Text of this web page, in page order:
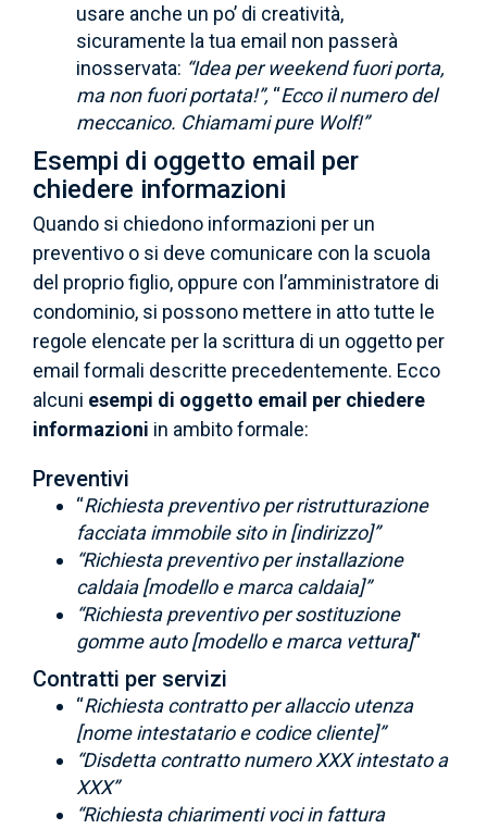
usare anche un po’ di creatività,
sicuramente la tua email non passerà
inosservata: “Idea per weekend fuori porta,
ma non fuori portata!”, “Ecco il numero del
meccanico. Chiamami pure Wolf!”
Esempi di oggetto email per
chiedere informazioni
Quando si chiedono informazioni per un
preventivo o si deve comunicare con la scuola
del proprio figlio, oppure con l’amministratore di
condominio, si possono mettere in atto tutte le
regole elencate per la scrittura di un oggetto per
email formali descritte precedentemente. Ecco
alcuni esempi di oggetto email per chiedere
informazioni in ambito formale:
Preventivi
“Richiesta preventivo per ristrutturazione
facciata immobile sito in [indirizzo]”
“Richiesta preventivo per installazione
caldaia [modello e marca caldaia]”
“Richiesta preventivo per sostituzione
gomme auto [modello e marca vettura]“
Contratti per servizi
“Richiesta contratto per allaccio utenza
[nome intestatario e codice cliente]”
“Disdetta contratto numero XXX intestato a
XXX”
“Richiesta chiarimenti voci in fattura